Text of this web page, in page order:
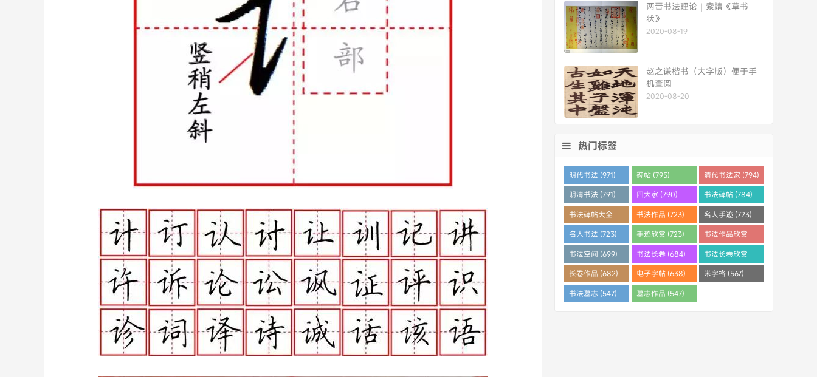
两晋书法理论｜索靖《草书
状》
2020-08-19
赵之谦楷书（大字版）便于手
机查阅
2020-08-20
热门标签
明代书法 (971) 碑帖 (795) 清代书法家 (794)
明清书法 (791) 四大家 (790) 书法碑帖 (784)
书法碑帖大全
(784)
书法作品 (723) 名人手迹 (723)
名人书法 (723) 手迹欣赏 (723)
书法作品欣赏
(710)
书法空间 (699) 书法长卷 (684)
书法长卷欣赏
(682)
长卷作品 (682) 电子字帖 (638) 米字格 (567)
书法墓志 (547) 墓志作品 (547)